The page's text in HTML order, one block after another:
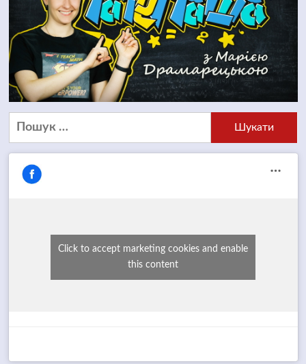
Пошук:
Click to accept marketing cookies and enable
this content